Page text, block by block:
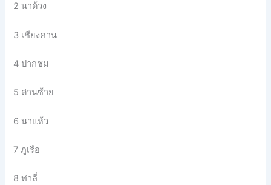
2 นาด้วง
3 เชียงคาน
4 ปากชม
5 ด่านซ้าย
6 นาแห้ว
7 ภูเรือ
8 ท่าลี่